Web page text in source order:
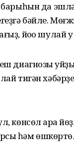
да
бәйле.
йоҡо шулай
диагнозы
тигән
көнсөл ҡара
һәм